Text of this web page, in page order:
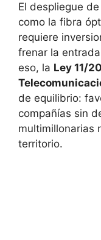
El despliegue de
como la fibra
requiere
frenar la
eso, la Ley 11/
de equilibrio:
compañías sin
multimillonarias
territorio.